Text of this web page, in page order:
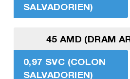
SALVADORIEN)
45 AMD (DRAM
0,97 SVC (COLON
SALVADORIEN)